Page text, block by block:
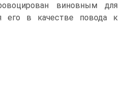
виновным для
его в качестве повода к